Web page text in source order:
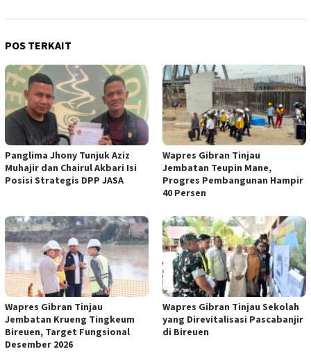
POS TERKAIT
Panglima Jhony Tunjuk Aziz
Muhajir dan Chairul Akbari Isi
Posisi Strategis DPP JASA
Wapres Gibran Tinjau
Jembatan Teupin Mane,
Progres Pembangunan Hampir
40 Persen
Wapres Gibran Tinjau
Jembatan Krueng Tingkeum
Bireuen, Target Fungsional
Desember 2026
Wapres Gibran Tinjau Sekolah
yang Direvitalisasi Pascabanjir
di Bireuen